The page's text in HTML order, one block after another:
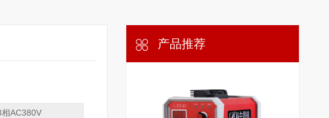
相AC380V
产品推荐